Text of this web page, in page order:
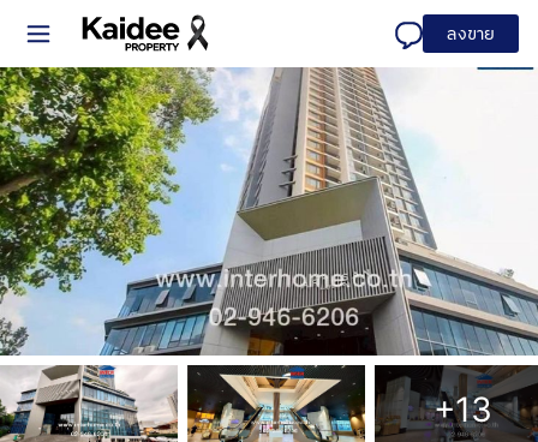
ลงขาย
+13